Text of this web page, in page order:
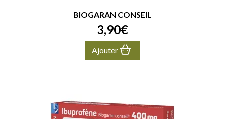
BIOGARAN CONSEIL
3,90€
Ajouter